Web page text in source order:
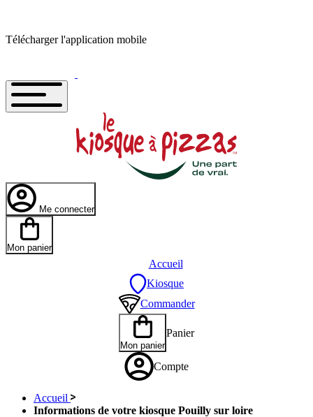
Télécharger l'application mobile
Me connecter
Mon panier
Accueil
Kiosque
Commander
Mon panier
Panier
Compte
Accueil
Informations de votre kiosque Pouilly sur loire